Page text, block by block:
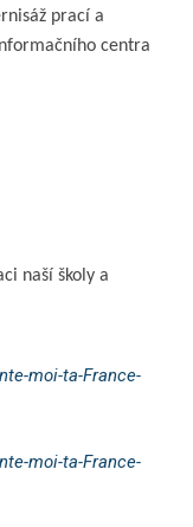
prací a
centra
naší školy a